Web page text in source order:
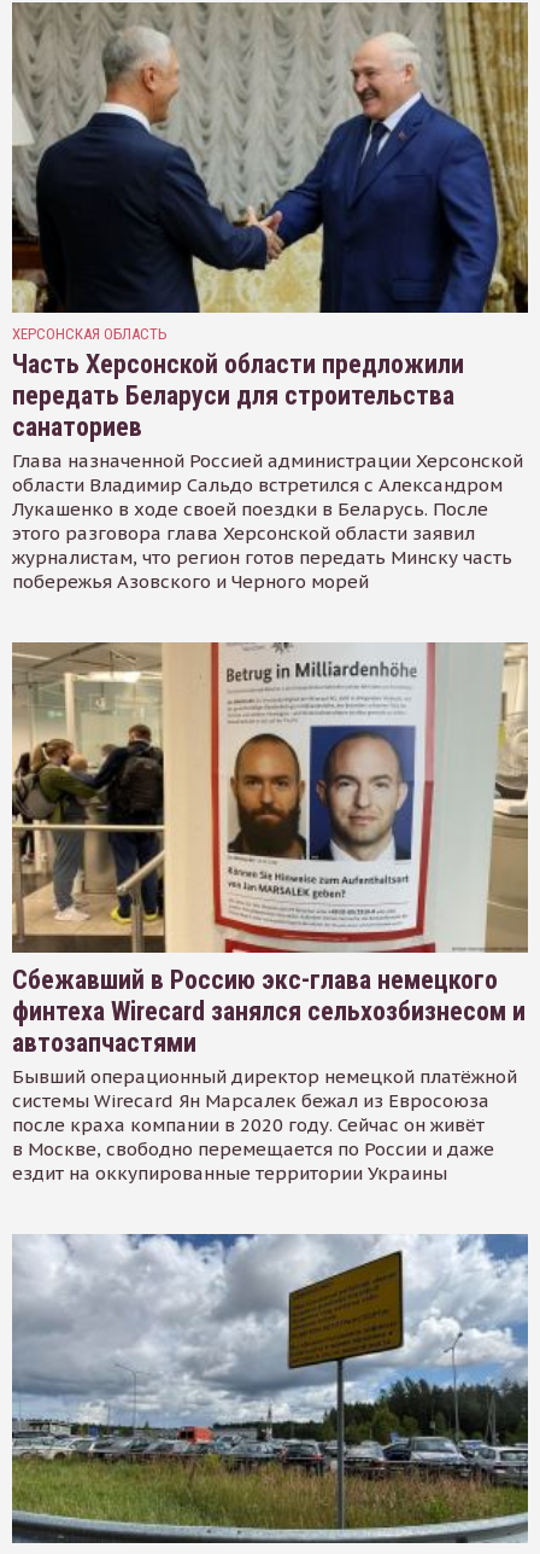
ХЕРСОНСКАЯ ОБЛАСТЬ
Часть Херсонской области предложили
передать Беларуси для строительства
санаториев
Глава назначенной Россией администрации Херсонской
области Владимир Сальдо встретился с Александром
Лукашенко в ходе своей поездки в Беларусь. После
этого разговора глава Херсонской области заявил
журналистам, что регион готов передать Минску часть
побережья Азовского и Черного морей
Сбежавший в Россию экс-глава немецкого
финтеха Wirecard занялся сельхозбизнесом и
автозапчастями
Бывший операционный директор немецкой платёжной
системы Wirecard Ян Марсалек бежал из Евросоюза
после краха компании в 2020 году. Сейчас он живёт
в Москве, свободно перемещается по России и даже
ездит на оккупированные территории Украины